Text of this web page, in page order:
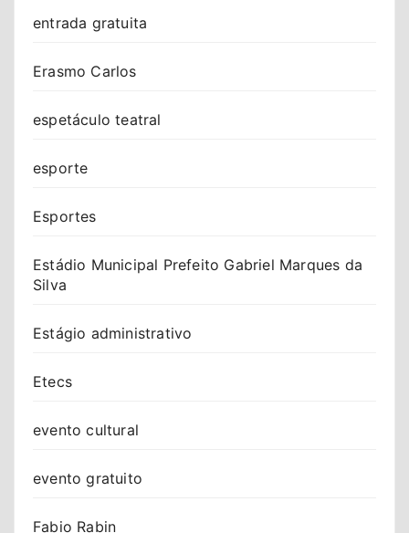
entrada gratuita
Erasmo Carlos
espetáculo teatral
esporte
Esportes
Estádio Municipal Prefeito Gabriel Marques da
Silva
Estágio administrativo
Etecs
evento cultural
evento gratuito
Fabio Rabin